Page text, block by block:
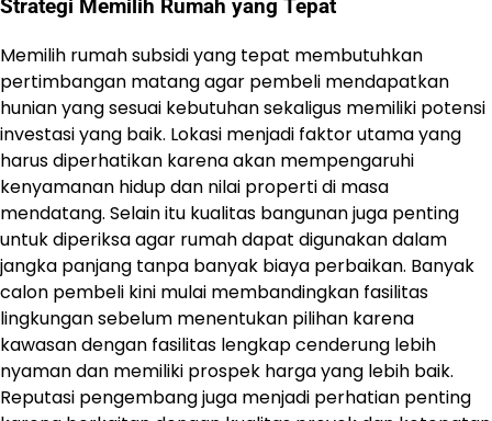
Strategi Memilih Rumah yang Tepat
Memilih rumah subsidi yang tepat membutuhkan
pertimbangan matang agar pembeli mendapatkan
hunian yang sesuai kebutuhan sekaligus memiliki potensi
investasi yang baik. Lokasi menjadi faktor utama yang
harus diperhatikan karena akan mempengaruhi
kenyamanan hidup dan nilai properti di masa
mendatang. Selain itu kualitas bangunan juga penting
untuk diperiksa agar rumah dapat digunakan dalam
jangka panjang tanpa banyak biaya perbaikan. Banyak
calon pembeli kini mulai membandingkan fasilitas
lingkungan sebelum menentukan pilihan karena
kawasan dengan fasilitas lengkap cenderung lebih
nyaman dan memiliki prospek harga yang lebih baik.
Reputasi pengembang juga menjadi perhatian penting